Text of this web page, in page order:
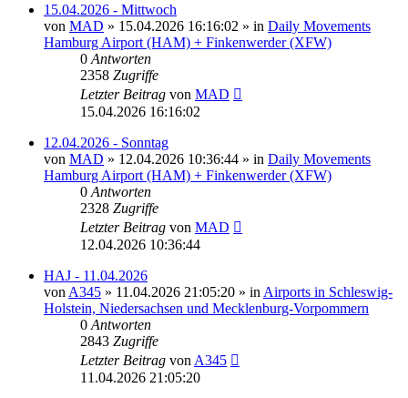
15.04.2026 - Mittwoch
von MAD » 15.04.2026 16:16:02 » in Daily Movements
Hamburg Airport (HAM) + Finkenwerder (XFW)
0 Antworten
2358 Zugriffe
Letzter Beitrag von MAD
15.04.2026 16:16:02
12.04.2026 - Sonntag
von MAD » 12.04.2026 10:36:44 » in Daily Movements
Hamburg Airport (HAM) + Finkenwerder (XFW)
0 Antworten
2328 Zugriffe
Letzter Beitrag von MAD
12.04.2026 10:36:44
HAJ - 11.04.2026
von A345 » 11.04.2026 21:05:20 » in Airports in Schleswig-
Holstein, Niedersachsen und Mecklenburg-Vorpommern
0 Antworten
2843 Zugriffe
Letzter Beitrag von A345
11.04.2026 21:05:20